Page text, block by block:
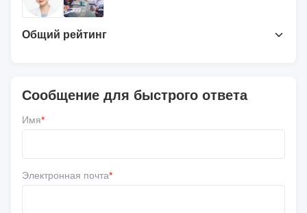
Общий рейтинг
Напишите обзор
2 ★
Сообщение для быстрого ответа
Имя*
Электронная почта*